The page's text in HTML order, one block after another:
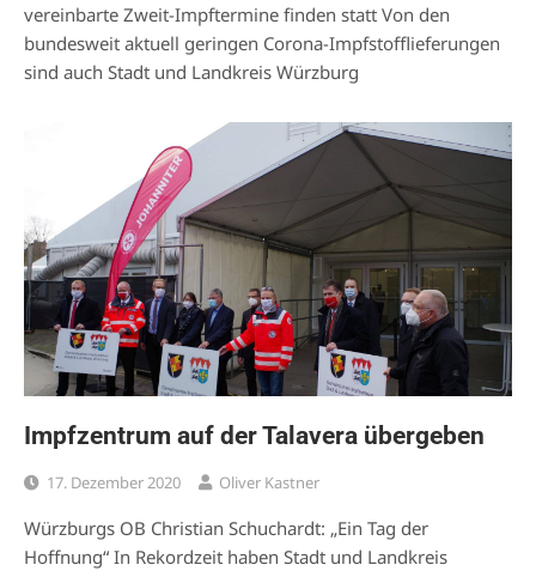
vereinbarte Zweit-Impftermine finden statt Von den
bundesweit aktuell geringen Corona-Impfstofflieferungen
sind auch Stadt und Landkreis Würzburg
Impfzentrum auf der Talavera übergeben
17. Dezember 2020 Oliver Kastner
Würzburgs OB Christian Schuchardt: „Ein Tag der
Hoffnung“ In Rekordzeit haben Stadt und Landkreis